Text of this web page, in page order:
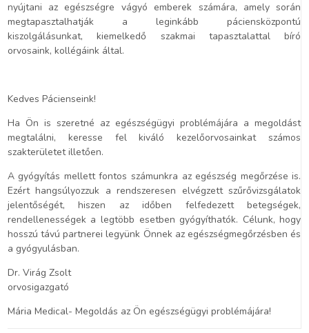
nyújtani az egészségre vágyó emberek számára, amely során
megtapasztalhatják a leginkább páciensközpontú
kiszolgálásunkat, kiemelkedő szakmai tapasztalattal bíró
orvosaink, kollégáink által.
Kedves Pácienseink!
Ha Ön is szeretné az egészségügyi problémájára a megoldást
megtalálni, keresse fel kiváló kezelőorvosainkat számos
szakterületet illetően.
A gyógyítás mellett fontos számunkra az egészség megőrzése is.
Ezért hangsúlyozzuk a rendszeresen elvégzett szűrővizsgálatok
jelentőségét, hiszen az időben felfedezett betegségek,
rendellenességek a legtöbb esetben gyógyíthatók. Célunk, hogy
hosszú távú partnerei legyünk Önnek az egészségmegőrzésben és
a gyógyulásban.
Dr. Virág Zsolt
orvosigazgató
Mária Medical- Megoldás az Ön egészségügyi problémájára!